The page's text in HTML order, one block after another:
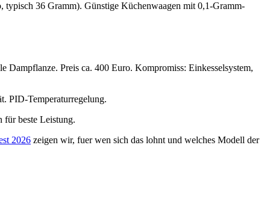
typisch 36 Gramm). Günstige Küchenwaagen mit 0,1-Gramm-
Preis ca. 400 Euro. Kompromiss: Einkesselsystem,
PID-Temperaturregelung.
für beste Leistung.
2026 zeigen wir, fuer wen sich das lohnt und welches Modell der